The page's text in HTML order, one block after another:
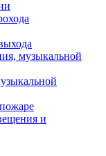
музыкальной
и